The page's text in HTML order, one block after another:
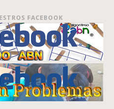
FACEBOOK